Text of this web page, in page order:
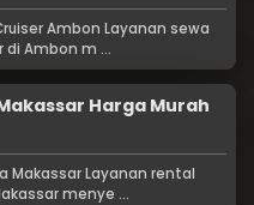
Ambon Layanan sewa
di Ambon m ...
Harga Murah
Makassar Layanan rental
menye ...